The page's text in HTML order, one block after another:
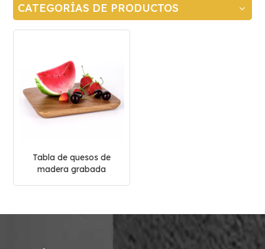
CATEGORÍAS DE PRODUCTOS
Tabla de quesos de
madera grabada